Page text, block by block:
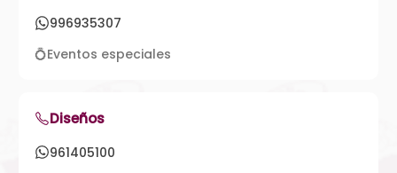
996935307
💍Eventos especiales
Diseños
961405100